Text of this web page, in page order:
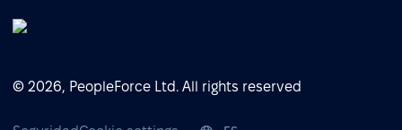
© 2026, PeopleForce Ltd. All rights reserved